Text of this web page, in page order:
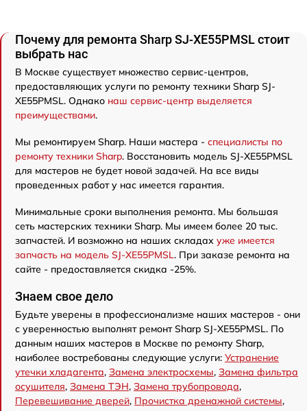
Почему для ремонта Sharp SJ-XE55PMSL стоит
выбрать нас
В Москве существует множество сервис-центров,
предоставляющих услуги по ремонту техники Sharp SJ-
XE55PMSL. Однако наш сервис-центр выделяется
преимуществами.
Мы ремонтируем Sharp. Наши мастера - специалисты по
ремонту техники Sharp. Восстановить модель SJ-XE55PMSL
для мастеров не будет новой задачей. На все виды
проведенных работ у нас имеется гарантия.
Минимальные сроки выполнения ремонта. Мы большая
сеть мастерских техники Sharp. Мы имеем более 20 тыс.
запчастей. И возможно на наших складах уже имеется
запчасть на модель SJ-XE55PMSL. При заказе ремонта на
сайте - предоставляется скидка -25%.
Знаем свое дело
Будьте уверены в профессионализме наших мастеров - они
с уверенностью выполнят ремонт Sharp SJ-XE55PMSL. По
данным наших мастеров в Москве по ремонту Sharp,
наиболее востребованы следующие услуги: Устранение
утечки хладагента, Замена электросхемы, Замена фильтра
осушителя, Замена ТЭН, Замена трубопровода,
Перевешивание дверей, Прочистка дренажной системы,